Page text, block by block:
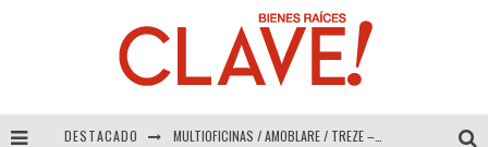
DESTACADO MULTIOFICINAS / AMOBLARE / TREZE – Especial Interiorismo & Decoración 2026